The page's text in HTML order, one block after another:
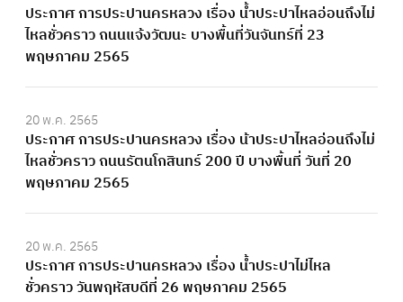
ประกาศ การประปานครหลวง เรื่อง น้ำประปาไหลอ่อนถึงไม่
ไหลชั่วคราว ถนนแจ้งวัฒนะ บางพื้นที่วันจันทร์ที่ 23
พฤษภาคม 2565
20 พ.ค. 2565
ประกาศ การประปานครหลวง เรื่อง น้าประปาไหลอ่อนถึงไม่
ไหลชั่วคราว ถนนรัตนโกสินทร์ 200 ปี บางพื้นที่ วันที่ 20
พฤษภาคม 2565
20 พ.ค. 2565
ประกาศ การประปานครหลวง เรื่อง น้ำประปาไม่ไหล
ชั่วคราว วันพฤหัสบดีที่ 26 พฤษภาคม 2565